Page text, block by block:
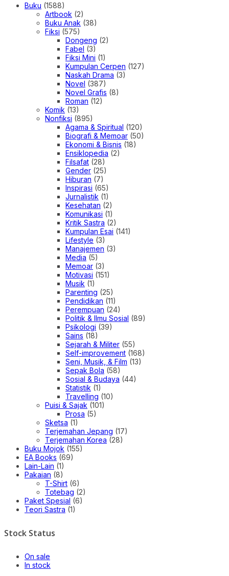
Buku (1588)
Artbook (2)
Buku Anak (38)
Fiksi (575)
Dongeng (2)
Fabel (3)
Fiksi Mini (1)
Kumpulan Cerpen (127)
Naskah Drama (3)
Novel (387)
Novel Grafis (8)
Roman (12)
Komik (13)
Nonfiksi (895)
Agama & Spiritual (120)
Biografi & Memoar (50)
Ekonomi & Bisnis (18)
Ensiklopedia (2)
Filsafat (28)
Gender (25)
Hiburan (7)
Inspirasi (65)
Jurnalistik (1)
Kesehatan (2)
Komunikasi (1)
Kritik Sastra (2)
Kumpulan Esai (141)
Lifestyle (3)
Manajemen (3)
Media (5)
Memoar (3)
Motivasi (151)
Musik (1)
Parenting (25)
Pendidikan (11)
Perempuan (24)
Politik & Ilmu Sosial (89)
Psikologi (39)
Sains (18)
Sejarah & Militer (55)
Self-improvement (168)
Seni, Musik, & Film (13)
Sepak Bola (58)
Sosial & Budaya (44)
Statistik (1)
Travelling (10)
Puisi & Sajak (101)
Prosa (5)
Sketsa (1)
Terjemahan Jepang (17)
Terjemahan Korea (28)
Buku Mojok (155)
EA Books (69)
Lain-Lain (1)
Pakaian (8)
T-Shirt (6)
Totebag (2)
Paket Spesial (6)
Teori Sastra (1)
Stock Status
On sale
In stock